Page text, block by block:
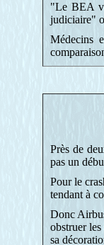
"Le BEA
judiciaire"
Médecins
Près de
pas un
Pour le
tendant à
Donc
obstruer
sa